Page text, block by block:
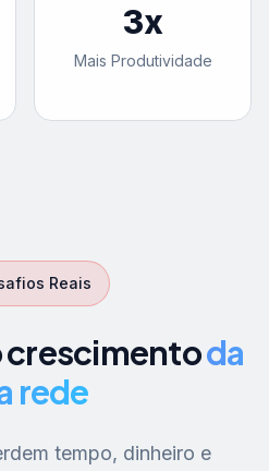
3x
Mais Produtividade
Reais
crescimentoda
rede
tempo, dinheiro e